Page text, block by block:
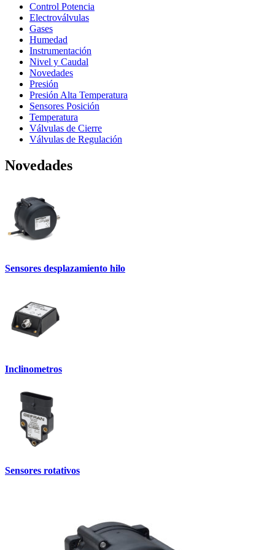
Control Potencia
Electroválvulas
Gases
Humedad
Instrumentación
Nivel y Caudal
Novedades
Presión
Presión Alta Temperatura
Sensores Posición
Temperatura
Válvulas de Cierre
Válvulas de Regulación
Novedades
Sensores desplazamiento hilo
Inclinometros
Sensores rotativos